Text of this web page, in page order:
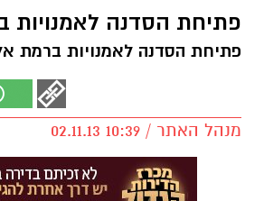
פתיחת הסדנה לאמנויות
פתיחת הסדנה לאמנויות ברמת
מנהל האתר / 10:39 02.11.13